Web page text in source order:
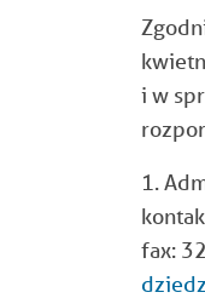
i w
1.
fax: